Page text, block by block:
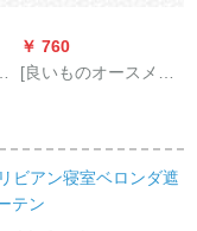
￥ 760
[良いものオースメメ]
風口ファン百葉防雨
百葉排風口送風口
650*650開孔600*600